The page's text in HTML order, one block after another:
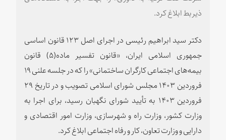
ذیربط ابلاغ کرد.
دکتر سید ابراهیم رئیسی در اجرای اصل ۱۲۳ قانون اساسی
جمهوری اسلامی ایران، «قانون تفسیر ماده(۵) قانون
بیمه‌های اجتماعی کارگران ساختمانی» را که در جلسه علنی ۱۹
فروردین ۱۴۰۳ مجلس شورای اسلامی تصویب و در تاریخ ۲۹
فروردین ۱۴۰۳ به تأیید شورای نگهبان رسید، برای اجرا به
وزارت کشور، وزارت راه و شهرسازی، وزارت امور اقتصادی و
دارایی و وزارت تعاون، کار و رفاه اجتماعی ابلاغ کرد.